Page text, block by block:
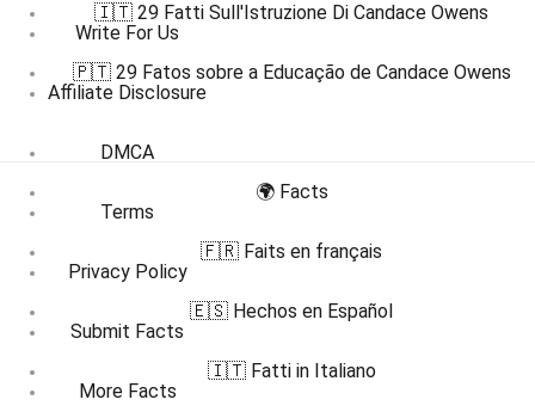
Write For Us
Affiliate Disclosure
DMCA
Terms
Privacy Policy
Submit Facts
More Facts
🇮🇹 29 Fatti Sull'Istruzione Di Candace Owens
🇵🇹 29 Fatos sobre a Educação de Candace Owens
🌍 Facts
🇫🇷 Faits en français
🇪🇸 Hechos en Español
🇮🇹 Fatti in Italiano